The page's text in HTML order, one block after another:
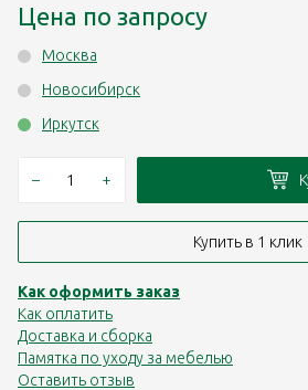
Цена по запросу
Москва
Новосибирск
Иркутск
– +
Купить в 1 клик
Как оформить заказ
Как оплатить
Доставка и сборка
Памятка по уходу за мебелью
Оставить отзыв